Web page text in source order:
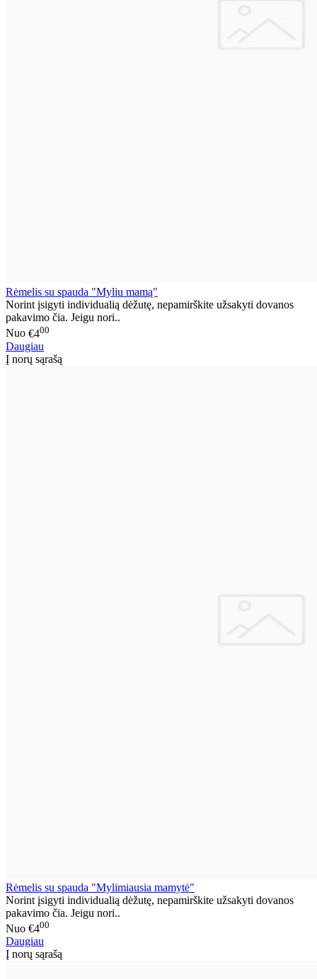
Rėmelis su spauda "Myliu mamą"
Norint įsigyti individualią dėžutę, nepamirškite užsakyti dovanos
pakavimo čia. Jeigu nori..
Nuo €400
Daugiau
Į norų sąrašą
Rėmelis su spauda "Mylimiausia mamytė"
Norint įsigyti individualią dėžutę, nepamirškite užsakyti dovanos
pakavimo čia. Jeigu nori..
Nuo €400
Daugiau
Į norų sąrašą